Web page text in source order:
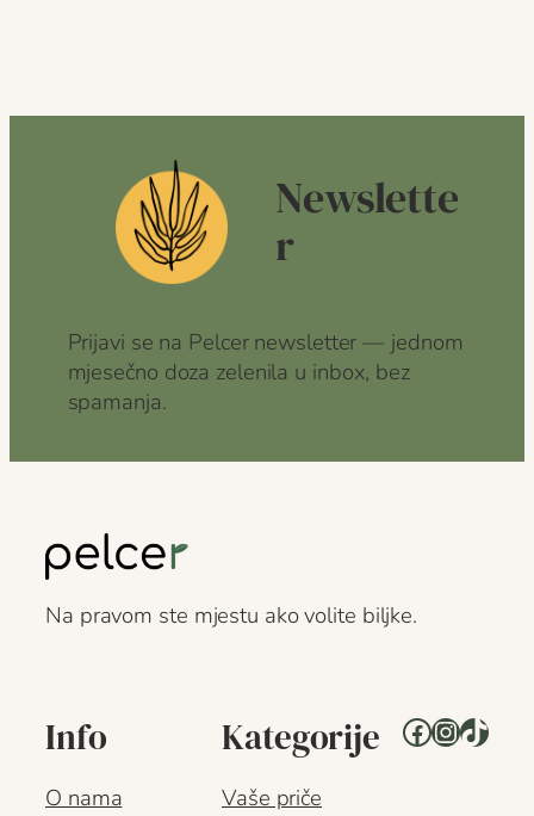
Newslette
r
Prijavi se na Pelcer newsletter — jednom
mjesečno doza zelenila u inbox, bez
spamanja.
Na pravom ste mjestu ako volite biljke.
Info
O nama
Kategorije
Vaše priče
Facebook